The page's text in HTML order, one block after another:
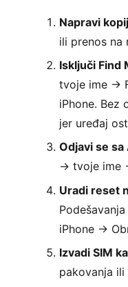
Napravi
ili prenos na
Isključi Find
tvoje ime →
iPhone. Bez
jer uređaj
Odjavi se
→ tvoje ime
Uradi reset
iPhone →
Izvadi SIM
pakovanja ili